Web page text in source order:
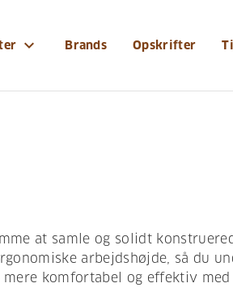
expand_more Brands Opskrifter
at samle og solidt
arbejdshøjde, så du
komfortabel og effektiv